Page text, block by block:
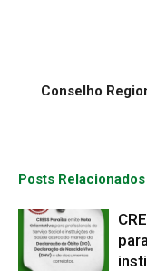
Conselho
Posts Relacionados